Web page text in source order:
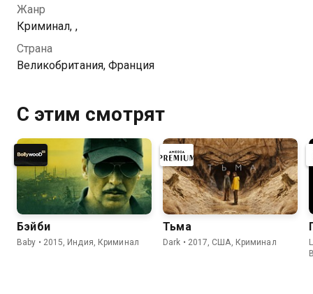
убийц…
Жанр
Криминал, ,
Страна
Великобритания, Франция
С этим смотрят
Бэйби
Baby • 2015, Индия, Криминал
Тьма
Dark • 2017, США, Криминал